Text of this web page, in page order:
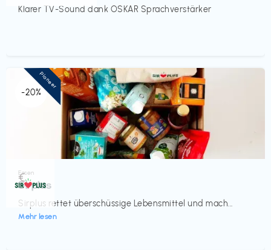
Klarer TV-Sound dank OSKAR Sprachverstärker
-20%
Essen
Sirplus
Sirplus rettet überschüssige Lebensmittel und mach...
Mehr lesen
€‎
Pioneer